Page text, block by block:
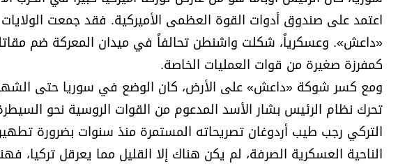
«داعش». وعسكرياً، شكلت واشنطن تحالفاً في ميدان المعركة ضم
كمفرزة صغيرة من قوات العمليات الخاصة.
ومع كسر شوكة «داعش» على الأرض، كان الوضع في سوريا حتى
تحرك نظام الرئيس بشار الأسد المدعوم من القوات الروسية نحو
التركي رجب طيب أردوغان تصريحاته المستمرة منذ سنوات بضرورة